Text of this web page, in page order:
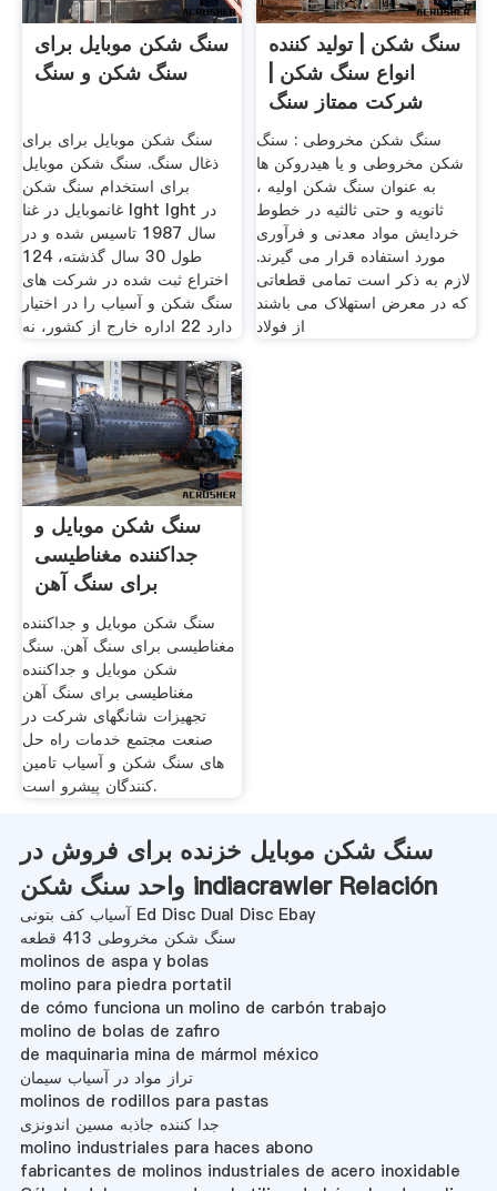
سنگ شکن موبایل برای
سنگ شکن و سنگ
سنگ شکن موبایل برای برای
ذغال سنگ. سنگ شکن موبایل
برای استخدام سنگ شکن
غانموبایل در غنا lght lght در
سال 1987 تاسیس شده و در
طول 30 سال گذشته، 124
اختراع ثبت شده در شركت های
سنگ شكن و آسیاب را در اختیار
دارد 22 اداره خارج از کشور، نه
سنگ شکن | تولید کننده
انواع سنگ شکن |
شرکت ممتاز سنگ
شکن
سنگ شکن مخروطی : سنگ
شکن مخروطی و یا هیدروکن ها
به عنوان سنگ شکن اولیه ،
ثانویه و حتی ثالثیه در خطوط
خردایش مواد معدنی و فرآوری
مورد استفاده قرار می گیرند.
لازم به ذکر است تمامی قطعاتی
که در معرض استهلاک می باشند
از فولاد
سنگ شکن موبایل و
جداکننده مغناطیسی
برای سنگ آهن
سنگ شکن موبایل و جداکننده
مغناطیسی برای سنگ آهن. سنگ
شکن موبایل و جداکننده
مغناطیسی برای سنگ آهن
تجهیزات شانگهای شرکت در
صنعت مجتمع خدمات راه حل
های سنگ شکن و آسیاب تامین
کنندگان پیشرو است.
سنگ شکن موبایل خزنده برای فروش در
واحد سنگ شکن indiacrawler Relación
آسیاب کف بتونی Ed Disc Dual Disc Ebay
سنگ شکن مخروطی 413 قطعه
molinos de aspa y bolas
molino para piedra portatil
de cómo funciona un molino de carbón trabajo
molino de bolas de zafiro
de maquinaria mina de mármol méxico
تراز مواد در آسیاب سیمان
molinos de rodillos para pastas
جدا کننده جاذبه مسین اندونزی
molino industriales para haces abono
fabricantes de molinos industriales de acero inoxidable